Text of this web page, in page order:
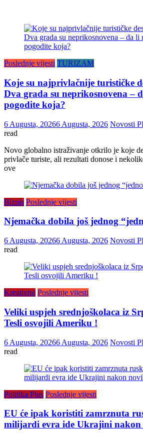
Poslednje vijesti TURIZAM
Koje su najprivlačnije turističke
Dva grada su neprikosnovena –
pogodite koja?
6 Augusta, 20266 Augusta, 2026 Novosti
read
Novo globalno istraživanje otkrilo je koje
privlače turiste, ali rezultati donose i
ove
Biznis Poslednje vijesti
Njemačka dobila još jednog
6 Augusta, 20266 Augusta, 2026 Novosti
read
Kreativno Poslednje vijesti
Veliki uspjeh srednjoškolaca iz
Tesli osvojili Ameriku !
6 Augusta, 20266 Augusta, 2026 Novosti
read
Politika Plus Poslednje vijesti
EU će ipak koristiti zamrznuta
milijardi evra ide Ukrajini nakon